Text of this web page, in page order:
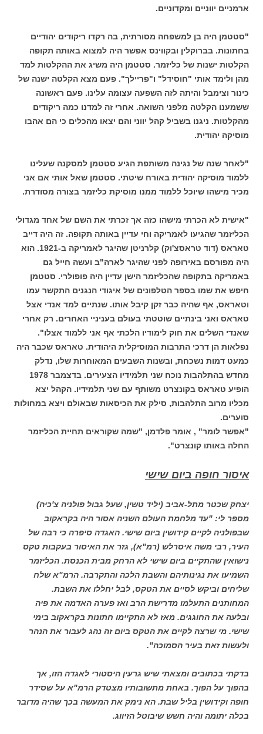
ארמניים יווניים ומקדוניים.
"סטטמן היה בן למשפחה מסורתית, בה רקדו ריקודים יהודיים
בחתונות. בברוקלין ובקווינס אפשר היה למצוא באותה תקופה
הקלטות ישנות של כליזמר. סטטמן היה משיג את ההקלטות למד
מהן ולימד אותי "חוסידל" ו"פריילך". פעם מצא הקלטה ישנה של
כינור וצימבל והיתה לזה השפעה עצומה עלינו. פעם ראשונה
ששמענו הקלטה מלפני השואה. אחרי זה למדנו כמה ריקודים
מהקלטות. ניגנו בשביל קהל יווני והם יצאו מהכלים כי הם אהבו
מוסיקה יהודית.
"לאחר שנה של נגינה משותפת הגיע סטטמן למסקנה שעלינו
ללמוד מוסיקה יהודית באורח שיטתי. סטטמן שאל אותי אם אני
מכיר מישהו שיוכל ללמוד ממנו מוסיקת כליזמר בצורה מסודרת.
"אישית לא הכרתי מישהו כזה אך זכרתי את השם של אחד מגדולי
הכליזמר שהגיעו לאמריקה וחי עדיין באותה תקופה. זה היה דייב
טאראס (דוד טראסצ'וק) קלרניטן שהיגר לאמריקה ב-1921. הוא
היה מפורסם באירופה לפני שהיגר לארה"ב ועשה חייל גם
באמריקה בתקופה שהכליזמר הישן עדיין היה פופולרי. סטטמן
חיפש את שמו בספר הטלפונים של איגודי הנגנים התקשר עמו
וטאראס, אף שהיה כבר זקן קיבל אותו. שנתיים למד אנדי אצל
טאראס ואני בינתיים שוטטתי בעולם בעניניי האחרים. רק אחרי
שאנדי השלים את חוק לימודיו הלכתי אף אני ללמוד אצלו".
נפלאות הן דרכי התרבות המוסיקלית היהודית. טאראס שכבר היה
כמעט דמות נשכחת, ובשנות השבעים המאוחרות שלו, נדלק
מחדש בהתלהבות נוכח שני תלמידיו הצעירים. בדצמבר 1978
הופיע טאראס בקונצרט משותף עם שני תלמידיו. הקהל יצא
מכליו מרוב התלהבות, סילק את הכיסאות שבאולם ויצא במחולות
סוערים.
"אפשר לומר" , אומר פלדמן, "שמה שקוראים תחיית הכליזמר
החלה באותו קונצרט".
איסור חופה ביום שישי
יצחק שכטר מתל-אביב (יליד טשין, שעל גבול פולניה צ'כיה)
מספר לי: "עד מלחמת העולם השניה אסור היה בקראקוב
שבפולניה לקיים קידושין ביום שישי. האגדה סיפרה כי רבה של
העיר, רבי משה איסרלש (רמ"א), גזר את האיסור בעקבות טקס
נישואין שהתקיים ביום שישי לא הרחק מבית הכנסת. הכליזמר
השמיעו את נגינותיהם והשבת הלכה והתקרבה. הרמ"א שלח
שליחים וביקש לסיים את הטקס, לבל יחללו את השבת.
המחותנים התעלמו מדרישת הרב ואז פערה האדמה את פיה
ובלעה את החוגגים. מאז לא התקיימו חתונות בקראקוב בימי
שישי. מי שרצה לקיים את הטקס ביום זה נהג לעבור את הנהר
ולעשות זאת בעיר הסמוכה".
בדקתי בכתובים ומצאתי שיש גרעין היסטורי לאגדה הזו, אך
בהפוך על הפוך. באחת מתשובותיו מצטדק הרמ"א על שסידר
חופה וקידושין בליל שבת. הא נימק את המעשה בכך שהיה מדובר
בכלה יתומה והיה חשש שיבוטל הזיווג.